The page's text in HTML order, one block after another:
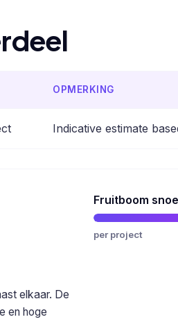
OPMERKING
Indicative estimate
elkaar. De
en hoge
Fruitboom
per project